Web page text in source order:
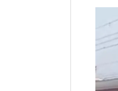
युवक
का